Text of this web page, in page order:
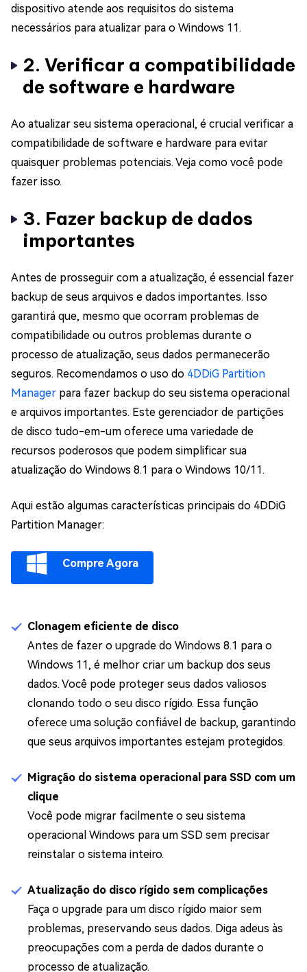
dispositivo atende aos requisitos do sistema
necessários para atualizar para o Windows 11.
2. Verificar a compatibilidade
de software e hardware
Ao atualizar seu sistema operacional, é crucial verificar a
compatibilidade de software e hardware para evitar
quaisquer problemas potenciais. Veja como você pode
fazer isso.
3. Fazer backup de dados
importantes
Antes de prosseguir com a atualização, é essencial fazer
backup de seus arquivos e dados importantes. Isso
garantirá que, mesmo que ocorram problemas de
compatibilidade ou outros problemas durante o
processo de atualização, seus dados permanecerão
seguros. Recomendamos o uso do 4DDiG Partition
Manager para fazer backup do seu sistema operacional
e arquivos importantes. Este gerenciador de partições
de disco tudo-em-um oferece uma variedade de
recursos poderosos que podem simplificar sua
atualização do Windows 8.1 para o Windows 10/11.
Aqui estão algumas características principais do 4DDiG
Partition Manager:
Compre Agora
Clonagem eficiente de disco
Antes de fazer o upgrade do Windows 8.1 para o
Windows 11, é melhor criar um backup dos seus
dados. Você pode proteger seus dados valiosos
clonando todo o seu disco rígido. Essa função
oferece uma solução confiável de backup, garantindo
que seus arquivos importantes estejam protegidos.
Migração do sistema operacional para SSD com um
clique
Você pode migrar facilmente o seu sistema
operacional Windows para um SSD sem precisar
reinstalar o sistema inteiro.
Atualização do disco rígido sem complicações
Faça o upgrade para um disco rígido maior sem
problemas, preservando seus dados. Diga adeus às
preocupações com a perda de dados durante o
processo de atualização.